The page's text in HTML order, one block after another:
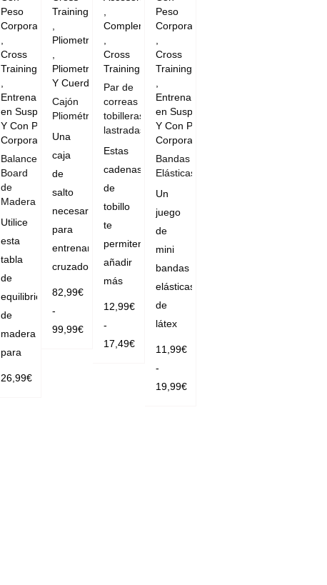
Peso
Corporal
Cross
Training
Entrenamientos
en Suspensión
Y Con Peso
Corporal
Balance
Board
de
Madera
Utilice
esta
tabla
de
equilibrio
de
madera
para
26,99€
Training
Pliometrico
Pliometrico
Y Cuerdas
Cajón
Pliométrico
Una
caja
de
salto
necesaria
para
entrenamiento
cruzado
82,99€
-
99,99€
Complementos
Cross
Training
Par de
correas
tobilleras
lastradas
Estas
cadenas
de
tobillo
te
permiten
añadir
más
12,99€
-
17,49€
Peso
Corporal
Cross
Training
Entrenamientos
en Suspensión
Y Con Peso
Corporal
Bandas
Elásticas
Un
juego
de
mini
bandas
elásticas
de
látex
11,99€
-
19,99€